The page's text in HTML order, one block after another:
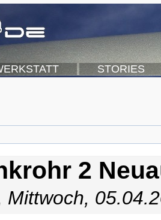
STORIES
2
Mittwoch,